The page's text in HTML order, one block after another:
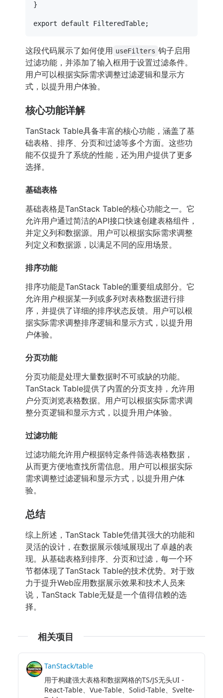
}
export default FilteredTable
这段代码展示了如何使用 useFilters 钩子启用
过滤功能，并添加了输入框用于设置过滤条件。
用户可以根据实际需求调整过滤逻辑和显示方
式，以提升用户体验。
核心功能详解
TanStack Table具备丰富的核心功能，涵盖了基
础表格、排序、分页和过滤等多个方面。这些功
能不仅提升了系统的性能，还为用户提供了更多
选择。
基础表格
基础表格是TanStack Table的核心功能之一。它
允许用户通过简洁的API接口快速创建表格组件，
并定义列和数据源。用户可以根据实际需求调整
列定义和数据源，以满足不同的应用场景。
排序功能
排序功能是TanStack Table的重要组成部分。它
允许用户根据某一列或多列对表格数据进行排
序，并提供了详细的排序状态反馈。用户可以根
据实际需求调整排序逻辑和显示方式，以提升用
户体验。
分页功能
分页功能是处理大量数据时不可或缺的功能。
TanStack Table提供了内置的分页支持，允许用
户分页浏览表格数据。用户可以根据实际需求调
整分页逻辑和显示方式，以提升用户体验。
过滤功能
过滤功能允许用户根据特定条件筛选表格数据，
从而更方便地查找所需信息。用户可以根据实际
需求调整过滤逻辑和显示方式，以提升用户体
验。
总结
综上所述，TanStack Table凭借其强大的功能和
灵活的设计，在数据展示领域展现出了卓越的表
现。从基础表格到排序、分页和过滤，每一个环
节都体现了TanStack Table的技术优势。对于致
力于提升Web应用数据展示效果和技术人员来
说，TanStack Table无疑是一个值得信赖的选
择。
相关项目
TanStack/table
用于构建强大表格和数据网格的TS/JS无头UI -
React-Table、Vue-Table、Solid-Table、Svelte-